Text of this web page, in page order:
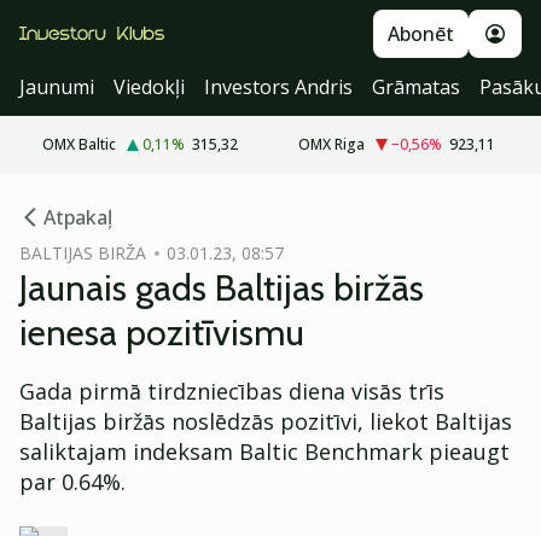
Abonēt
Jaunumi
Viedokļi Investors Andris Grāmatas
OMX Baltic 0,11% 315,32 OMX Riga −0,56% 923,11
Atpakaļ
BALTIJAS BIRŽA 03.01.23, 08:57
Jaunais gads Baltijas biržās
ienesa pozitīvismu
Gada pirmā tirdzniecības diena visās trīs
Baltijas biržās noslēdzās pozitīvi, liekot Baltijas
saliktajam indeksam Baltic Benchmark pieaugt
par 0.64%.